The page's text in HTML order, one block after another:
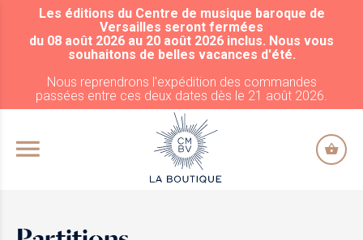
ALLER AU CONTENU PRINCIPAL
Les éditions du Centre de musique baroque de
Versailles seront fermées
du 08 août 2026 au 20 août 2026 inclus. Nous vous
souhaitons de belles vacances d'été.
Nous reprendrons l'expédition des commandes
passées entre ces deux dates dès le 21 août 2026.